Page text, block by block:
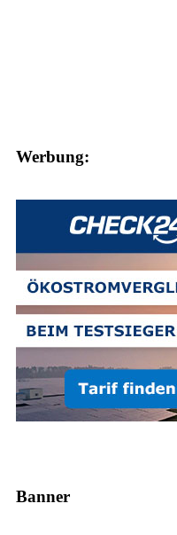
Werbung:
Banner